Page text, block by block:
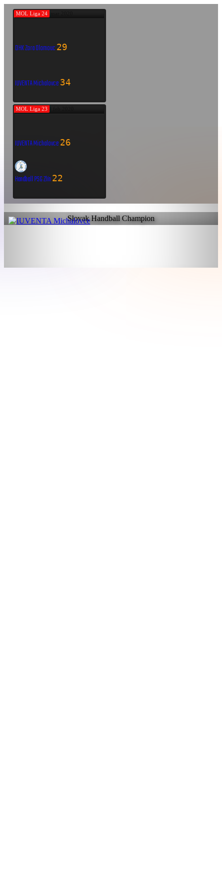
MOL Liga 24
DHK Zora Olomouc29
IUVENTA Michalovce34
7 mar 2020
MOL Liga 23
IUVENTA Michalovce26
Handball PSG Zlín22
29 feb 2020
Slovak Handball Champion